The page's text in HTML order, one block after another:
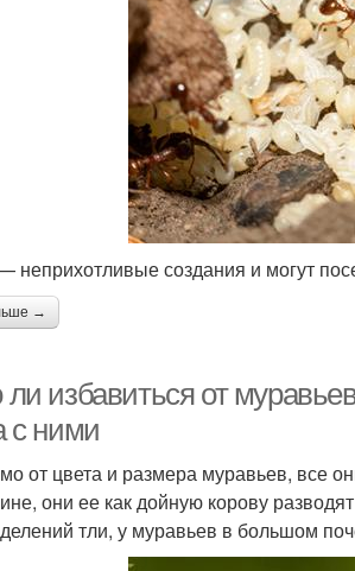
неприхотливые создания и могут
→
избавиться от
с ними
от цвета и размера муравьев, все
они ее как дойную корову
тли, у муравьев в большом